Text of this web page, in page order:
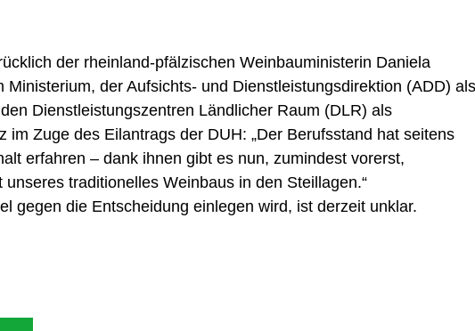
der rheinland-pfälzischen Weinbauministerin Daniela
Ministerium, der Aufsichts- und Dienstleistungsdirektion (ADD) als
Dienstleistungszentren Ländlicher Raum (DLR) als
im Zuge des Eilantrags der DUH: „Der Berufsstand hat seitens
erfahren – dank ihnen gibt es nun, zumindest vorerst,
traditionelles Weinbaus in den Steillagen.“
gegen die Entscheidung einlegen wird, ist derzeit unklar.